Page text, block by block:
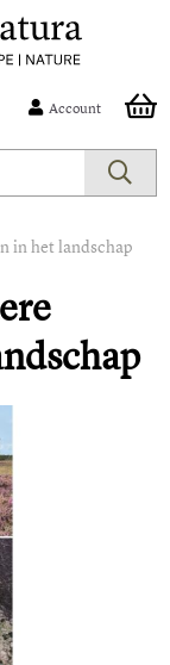
Account
in het landschap